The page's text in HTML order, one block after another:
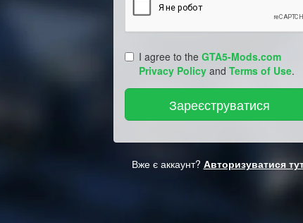
I agree to the GTA5-Mods.com
Privacy Policy and Terms of Use.
Вже є аккаунт? Авторизуватися